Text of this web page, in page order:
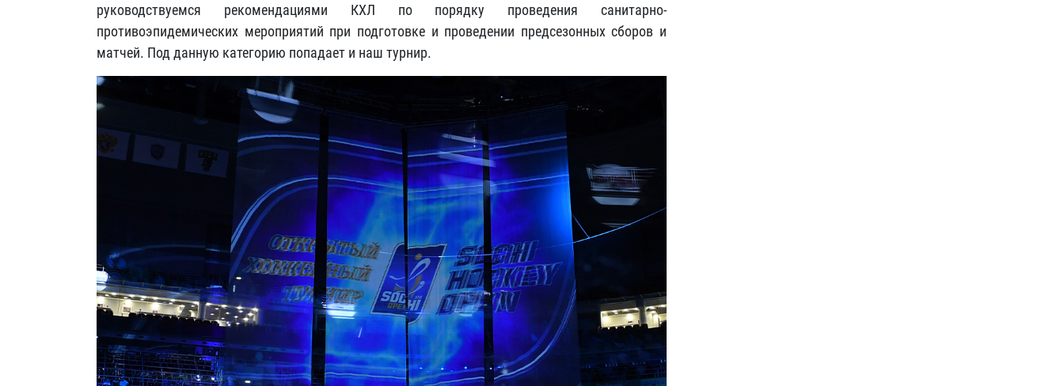
руководствуемся рекомендациями КХЛ по порядку проведения санитарно-
противоэпидемических мероприятий при подготовке и проведении предсезонных сборов и
матчей. Под данную категорию попадает и наш турнир.